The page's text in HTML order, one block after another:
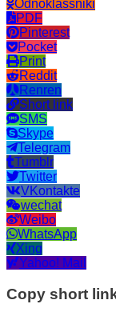
Odnoklassniki
PDF
Pinterest
Pocket
Print
Reddit
Renren
Short link
SMS
Skype
Telegram
Tumblr
Twitter
VKontakte
wechat
Weibo
WhatsApp
Xing
Yahoo! Mail
Copy short